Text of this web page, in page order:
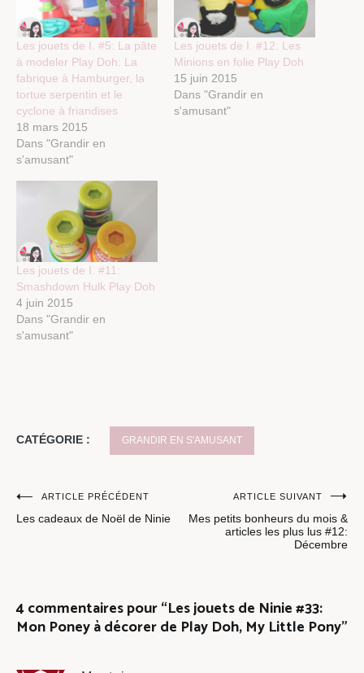
Les jouets de I. #5: La pâte
à modeler Play Doh: La
fabrique à Hamburger, la
tortue serpentin et le
cyclone à friandises
18 mars 2015
Dans "Grandir en
s'amusant"
Les jouets de I. #12: Les
Minions en folie Play Doh
15 juin 2015
Dans "Grandir en
s'amusant"
Les jouets de I. #11:
Smashdown Hulk Play Doh
4 juin 2015
Dans "Grandir en
s'amusant"
CATÉGORIE : GRANDIR EN S'AMUSANT
Navigation
de
ARTICLE PRÉCÉDENT
Les cadeaux de Noël de Ninie
ARTICLE SUIVANT
Mes petits bonheurs du mois &
articles les plus lus #12:
Décembre
4 commentaires pour “Les jouets de Ninie #33:
Mon Poney à décorer de Play Doh, My Little Pony”